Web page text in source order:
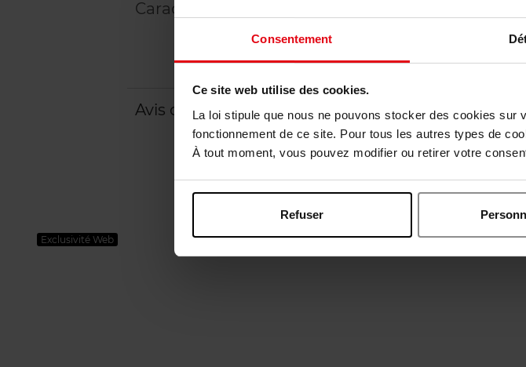
Consentement
Ce site web utilise des cookies.
La loi stipule que nous ne pouvons stocker des cookies sur
fonctionnement de ce site. Pour tous les autres types de
À tout moment, vous pouvez modifier ou retirer votre
Refuser
Caractéristiques
Avis client Politique relative aux avis des clients
Oublié
Exclusivité Web